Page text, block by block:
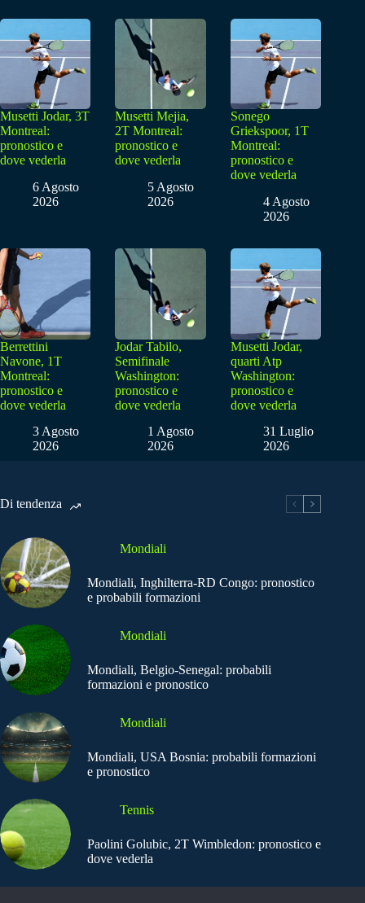
Musetti Jodar, 3T
Montreal:
pronostico e
dove vederla
6 Agosto
2026
Musetti Mejia,
2T Montreal:
pronostico e
dove vederla
5 Agosto
2026
Sonego
Griekspoor, 1T
Montreal:
pronostico e
dove vederla
4 Agosto
2026
Berrettini
Navone, 1T
Montreal:
pronostico e
dove vederla
3 Agosto
2026
Jodar Tabilo,
Semifinale
Washington:
pronostico e
dove vederla
1 Agosto
2026
Musetti Jodar,
quarti Atp
Washington:
pronostico e
dove vederla
31 Luglio
2026
Di tendenza
Mondiali
Mondiali, Inghilterra-RD Congo: pronostico
e probabili formazioni
Mondiali
Mondiali, Belgio-Senegal: probabili
formazioni e pronostico
Mondiali
Mondiali, USA Bosnia: probabili formazioni
e pronostico
Tennis
Paolini Golubic, 2T Wimbledon: pronostico e
dove vederla